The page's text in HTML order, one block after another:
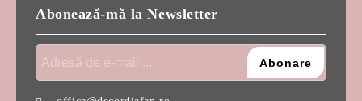
Abonează-mă la Newsletter